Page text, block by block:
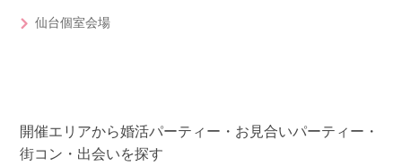
仙台個室会場
開催エリアから婚活パーティー・お見合いパーティー・
街コン・出会いを探す